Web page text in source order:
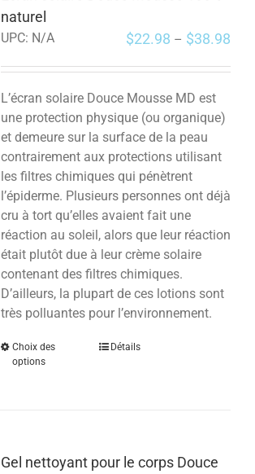
naturel
UPC: N/A $22.98 – $38.98
L’écran solaire Douce Mousse MD est
une protection physique (ou organique)
et demeure sur la surface de la peau
contrairement aux protections utilisant
les filtres chimiques qui pénètrent
l’épiderme. Plusieurs personnes ont déjà
cru à tort qu’elles avaient fait une
réaction au soleil, alors que leur réaction
était plutôt due à leur crème solaire
contenant des filtres chimiques.
D’ailleurs, la plupart de ces lotions sont
très polluantes pour l’environnement.
Choix des
options
Détails
Gel nettoyant pour le corps Douce